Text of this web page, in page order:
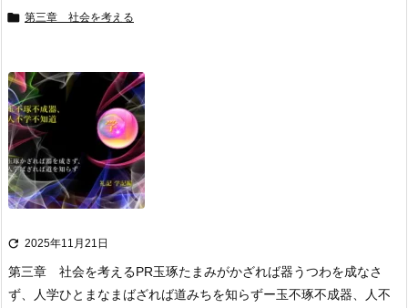
 第三章 社会を考える
 2025年11月21日
第三章 社会を考えるPR玉琢たまみがかざれば器うつわを成なさ
ず、人学ひとまなまばざれば道みちを知らずー玉不琢不成器、人不